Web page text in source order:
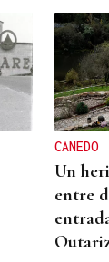
CANEDO
Un
entre